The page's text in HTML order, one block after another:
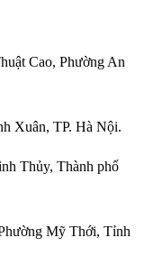
Cao, Phường An
Xuân, TP. Hà Nội.
Thủy, Thành phố
Mỹ Thới, Tỉnh